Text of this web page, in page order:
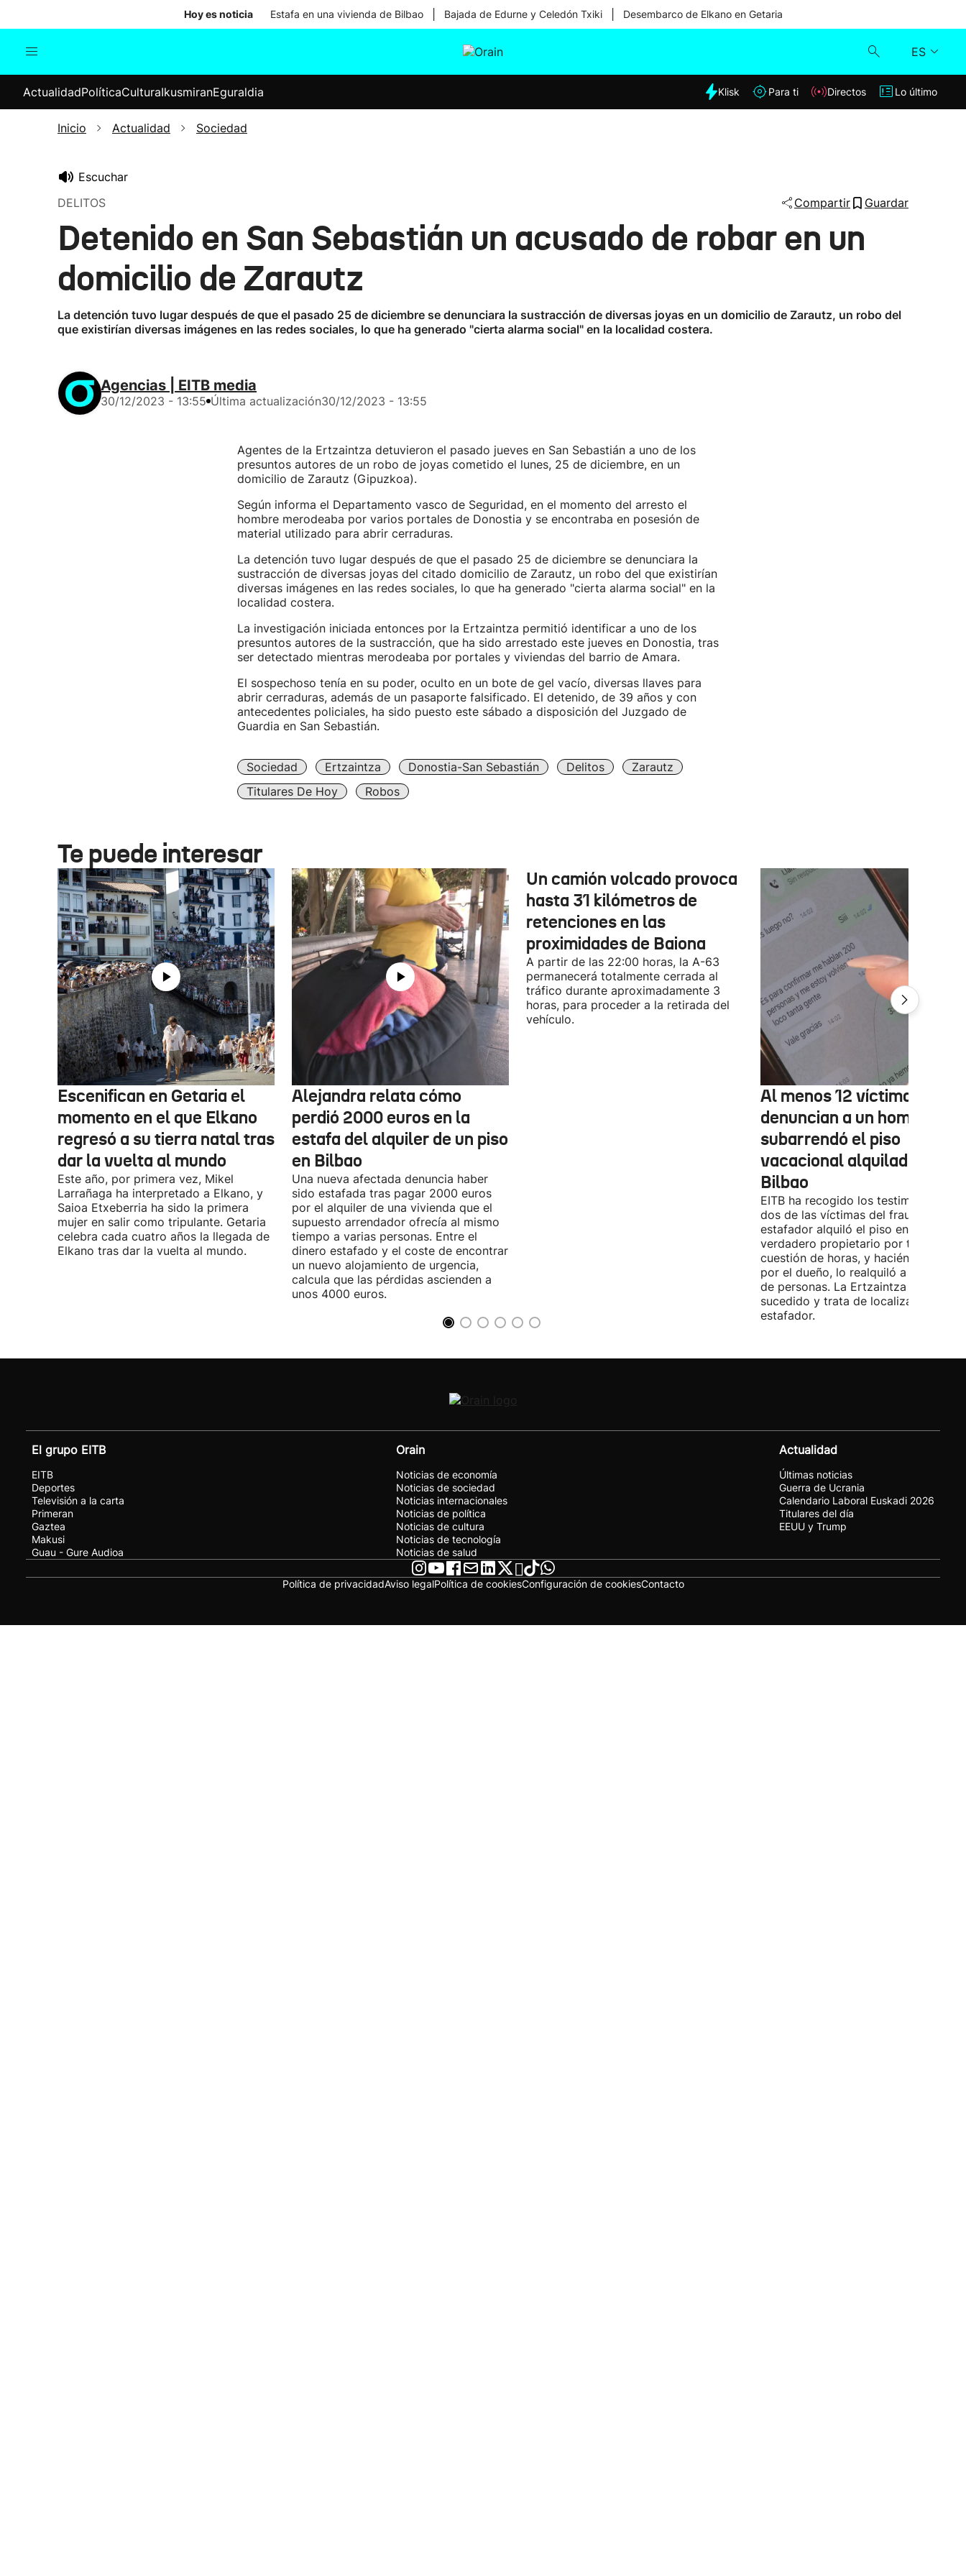
Hoy es noticia Estafa en una vivienda de Bilbao Bajada de Edurne y Celedón Txiki Desembarco de Elkano en Getaria
ES
Internacional
Elecciones
Klisk
ActualidadPolíticaCulturaIkusmiranEguraldia Klisk Para ti Directos Lo último
Inicio Actualidad Sociedad
Escuchar
DELITOS
Compartir Guardar
Detenido en San Sebastián un acusado de robar en un
domicilio de Zarautz
La detención tuvo lugar después de que el pasado 25 de diciembre se denunciara la sustracción de diversas joyas en un domicilio de Zarautz, un robo del
que existirían diversas imágenes en las redes sociales, lo que ha generado "cierta alarma social" en la localidad costera.
Agencias | EITB media
30/12/2023 - 13:55 Última actualización30/12/2023 - 13:55
Agentes de la Ertzaintza detuvieron el pasado jueves en San Sebastián a uno de los
presuntos autores de un robo de joyas cometido el lunes, 25 de diciembre, en un
domicilio de Zarautz (Gipuzkoa).
Según informa el Departamento vasco de Seguridad, en el momento del arresto el
hombre merodeaba por varios portales de Donostia y se encontraba en posesión de
material utilizado para abrir cerraduras.
La detención tuvo lugar después de que el pasado 25 de diciembre se denunciara la
sustracción de diversas joyas del citado domicilio de Zarautz, un robo del que existirían
diversas imágenes en las redes sociales, lo que ha generado "cierta alarma social" en la
localidad costera.
La investigación iniciada entonces por la Ertzaintza permitió identificar a uno de los
presuntos autores de la sustracción, que ha sido arrestado este jueves en Donostia, tras
ser detectado mientras merodeaba por portales y viviendas del barrio de Amara.
El sospechoso tenía en su poder, oculto en un bote de gel vacío, diversas llaves para
abrir cerraduras, además de un pasaporte falsificado. El detenido, de 39 años y con
antecedentes policiales, ha sido puesto este sábado a disposición del Juzgado de
Guardia en San Sebastián.
Sociedad Ertzaintza Donostia-San Sebastián Delitos
Zarautz
Titulares De Hoy
Robos
Te puede interesar
Escenifican en Getaria el
momento en el que Elkano
regresó a su tierra natal tras
dar la vuelta al mundo
Este año, por primera vez, Mikel
Larrañaga ha interpretado a Elkano, y
Saioa Etxeberria ha sido la primera
mujer en salir como tripulante. Getaria
celebra cada cuatro años la llegada de
Elkano tras dar la vuelta al mundo.
Alejandra relata cómo
perdió 2000 euros en la
estafa del alquiler de un piso
en Bilbao
Una nueva afectada denuncia haber
sido estafada tras pagar 2000 euros
por el alquiler de una vivienda que el
supuesto arrendador ofrecía al mismo
tiempo a varias personas. Entre el
dinero estafado y el coste de encontrar
un nuevo alojamiento de urgencia,
calcula que las pérdidas ascienden a
unos 4000 euros.
Un camión volcado provoca
hasta 31 kilómetros de
retenciones en las
proximidades de Baiona
A partir de las 22:00 horas, la A-63
permanecerá totalmente cerrada al
tráfico durante aproximadamente 3
horas, para proceder a la retirada del
vehículo.
Al menos 12 víctimas
denuncian a un hombre
subarrendó el piso
vacacional alquilado en
Bilbao
EITB ha recogido los testimonios de
dos de las víctimas del fraude. El
estafador alquiló el piso en Airbnb a
verdadero propietario por tres días.
cuestión de horas, y haciéndose
por el dueño, lo realquiló a una
de personas. La Ertzaintza investiga
sucedido y trata de localizar al
estafador.
El grupo EITB
EITB
Deportes
Televisión a la carta
Primeran
Gaztea
Makusi
Guau - Gure Audioa
Orain
Noticias de economía
Noticias de sociedad
Noticias internacionales
Noticias de política
Noticias de cultura
Noticias de tecnología
Noticias de salud
Actualidad
Últimas noticias
Guerra de Ucrania
Calendario Laboral Euskadi 2026
Titulares del día
EEUU y Trump
Política de privacidadAviso legalPolítica de cookiesConfiguración de cookiesContacto